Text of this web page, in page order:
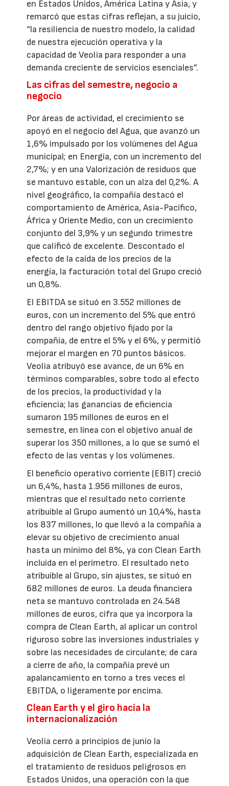
en Estados Unidos, América Latina y Asia, y
remarcó que estas cifras reflejan, a su juicio,
“la resiliencia de nuestro modelo, la calidad
de nuestra ejecución operativa y la
capacidad de Veolia para responder a una
demanda creciente de servicios esenciales”.
Las cifras del semestre, negocio a
negocio
Por áreas de actividad, el crecimiento se
apoyó en el negocio del Agua, que avanzó un
1,6% impulsado por los volúmenes del Agua
municipal; en Energía, con un incremento del
2,7%; y en una Valorización de residuos que
se mantuvo estable, con un alza del 0,2%. A
nivel geográfico, la compañía destacó el
comportamiento de América, Asia-Pacífico,
África y Oriente Medio, con un crecimiento
conjunto del 3,9% y un segundo trimestre
que calificó de excelente. Descontado el
efecto de la caída de los precios de la
energía, la facturación total del Grupo creció
un 0,8%.
El EBITDA se situó en 3.552 millones de
euros, con un incremento del 5% que entró
dentro del rango objetivo fijado por la
compañía, de entre el 5% y el 6%, y permitió
mejorar el margen en 70 puntos básicos.
Veolia atribuyó ese avance, de un 6% en
términos comparables, sobre todo al efecto
de los precios, la productividad y la
eficiencia; las ganancias de eficiencia
sumaron 195 millones de euros en el
semestre, en línea con el objetivo anual de
superar los 350 millones, a lo que se sumó el
efecto de las ventas y los volúmenes.
El beneficio operativo corriente (EBIT) creció
un 6,4%, hasta 1.956 millones de euros,
mientras que el resultado neto corriente
atribuible al Grupo aumentó un 10,4%, hasta
los 837 millones, lo que llevó a la compañía a
elevar su objetivo de crecimiento anual
hasta un mínimo del 8%, ya con Clean Earth
incluida en el perímetro. El resultado neto
atribuible al Grupo, sin ajustes, se situó en
682 millones de euros. La deuda financiera
neta se mantuvo controlada en 24.548
millones de euros, cifra que ya incorpora la
compra de Clean Earth, al aplicar un control
riguroso sobre las inversiones industriales y
sobre las necesidades de circulante; de cara
a cierre de año, la compañía prevé un
apalancamiento en torno a tres veces el
EBITDA, o ligeramente por encima.
Clean Earth y el giro hacia la
internacionalización
Veolia cerró a principios de junio la
adquisición de Clean Earth, especializada en
el tratamiento de residuos peligrosos en
Estados Unidos, una operación con la que